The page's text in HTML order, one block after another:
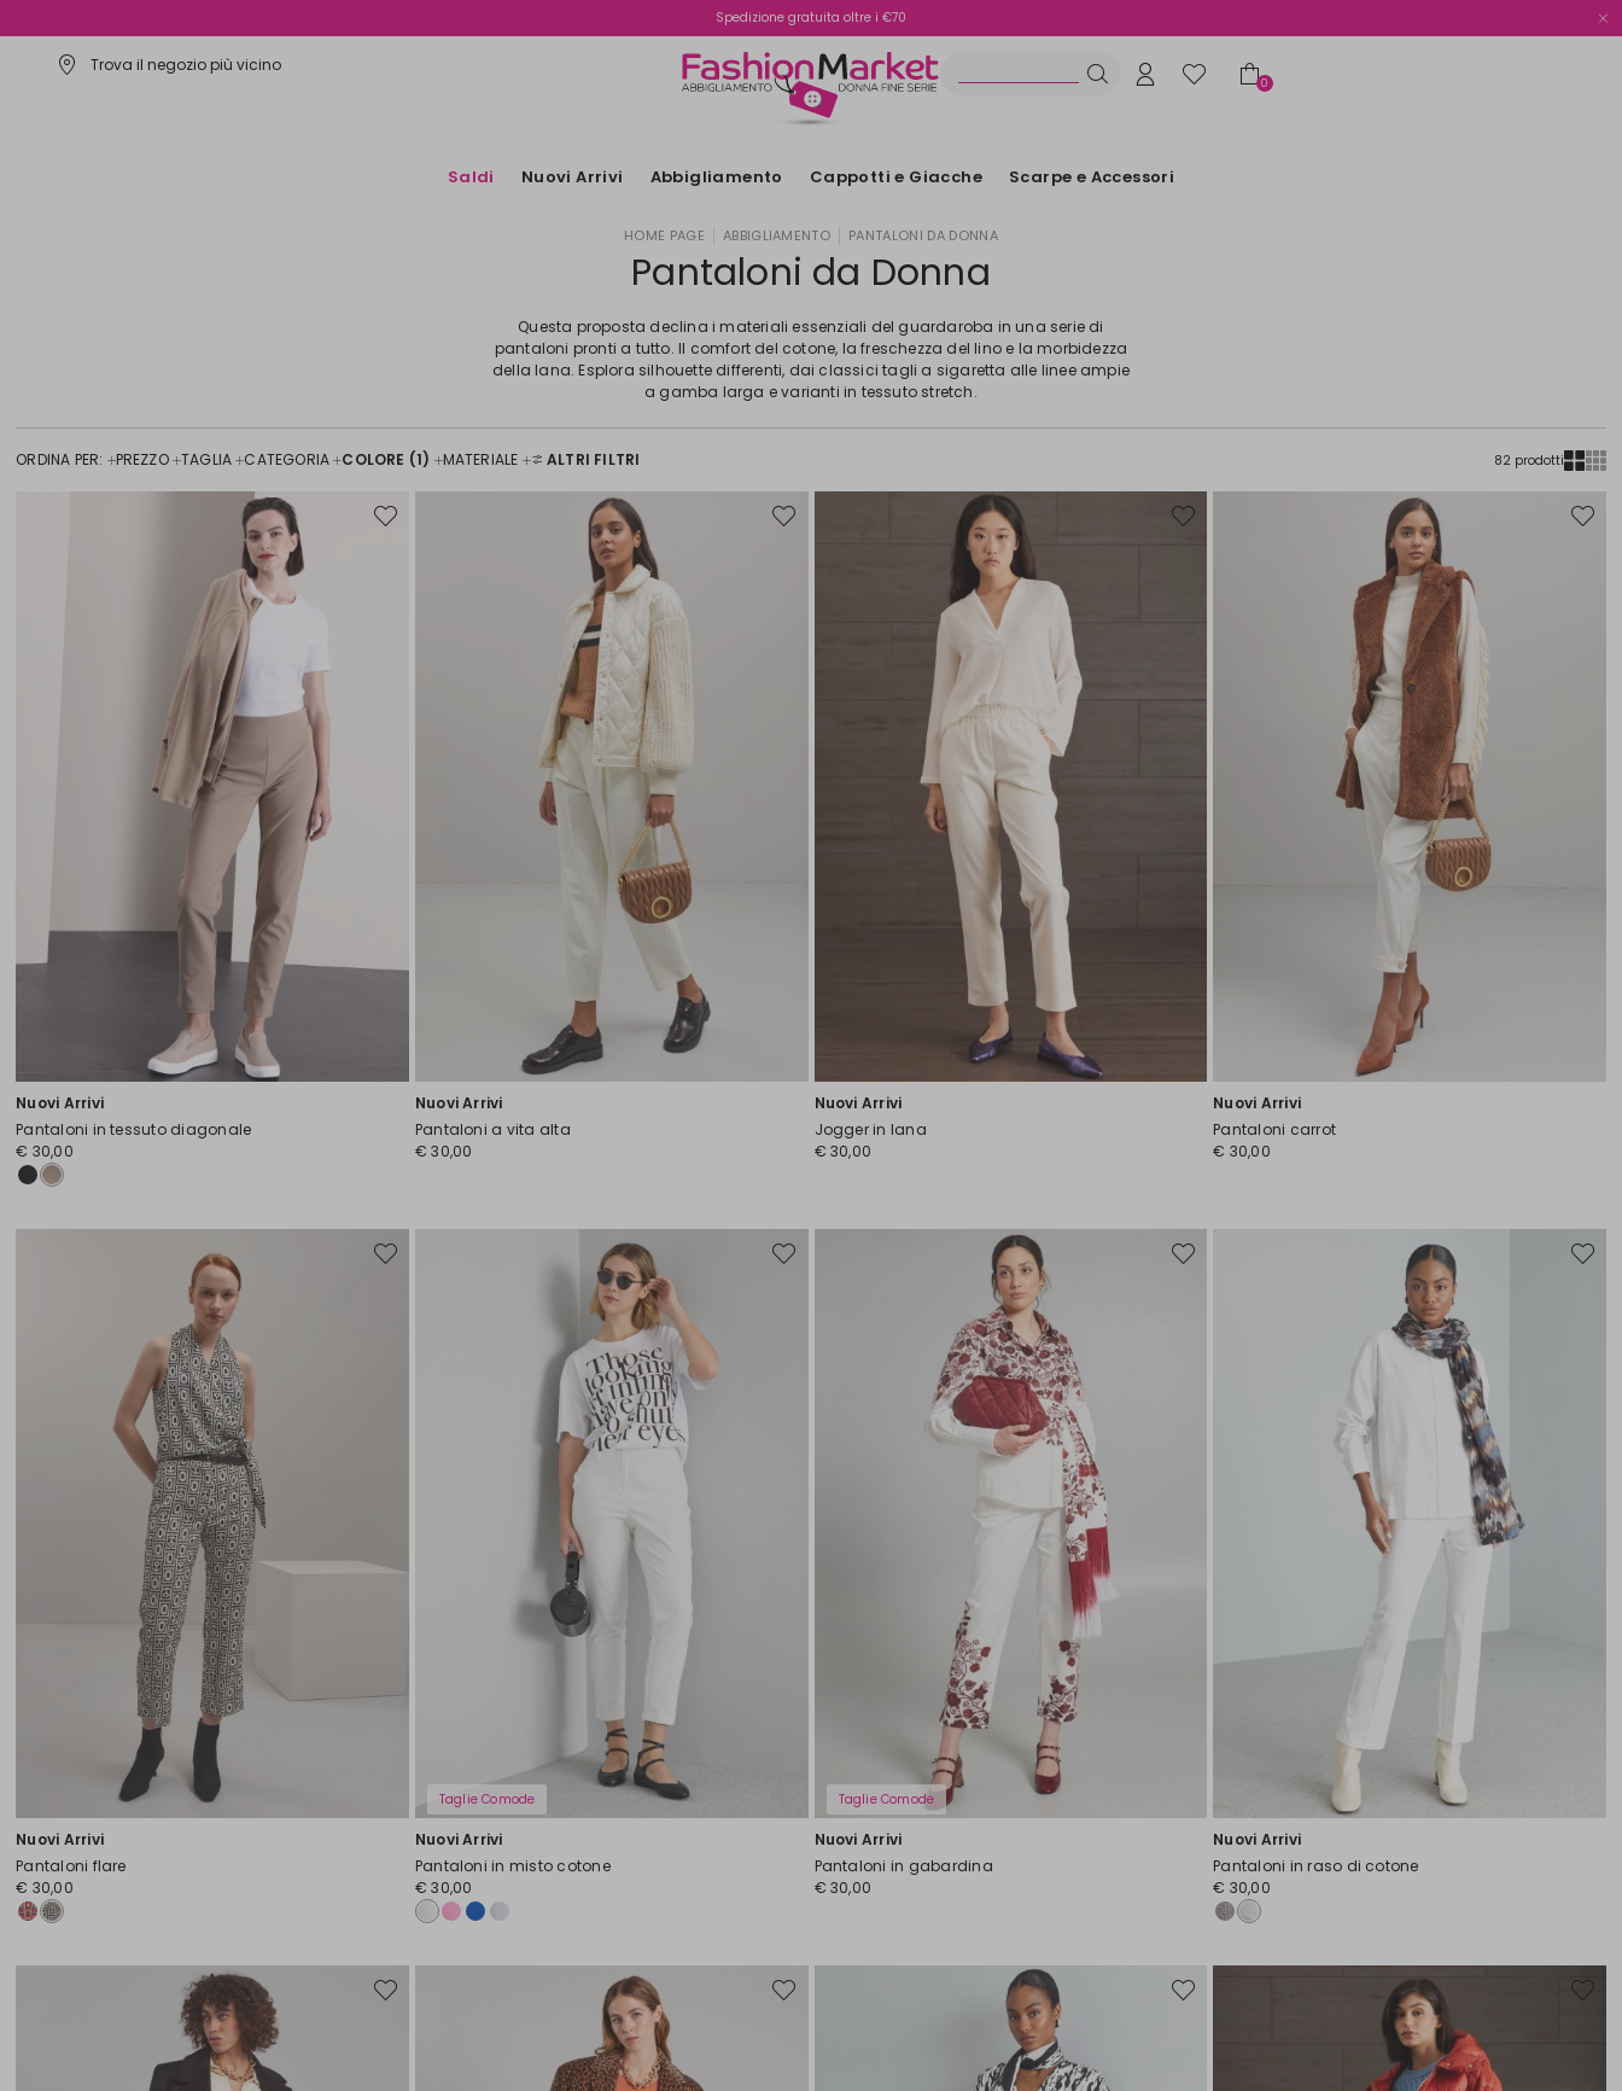
Reso facile e veloce
Spedizione gratuita oltre i €70
Trova il negozio più vicino
0
Saldi Nuovi Arrivi Abbigliamento Cappotti e Giacche Scarpe e Accessori
HOME PAGE ABBIGLIAMENTO PANTALONI DA DONNA
Pantaloni da Donna
Questa proposta declina i materiali essenziali del guardaroba in una serie di
pantaloni pronti a tutto. Il comfort del cotone, la freschezza del lino e la morbidezza
della lana. Esplora silhouette differenti, dai classici tagli a sigaretta alle linee ampie
a gamba larga e varianti in tessuto stretch.
ORDINA PER: PREZZO TAGLIA CATEGORIA COLORE (1) MATERIALE ALTRI FILTRI 82 prodotti
Nuovi Arrivi
Pantaloni in tessuto diagonale
€ 30,00
Sposta
Nuovi Arrivi
Pantaloni a vita alta
€ 30,00
Sposta
Nuovi Arrivi
Jogger in lana
€ 30,00
Sposta
Nuovi Arrivi
Pantaloni carrot
€ 30,00
Sposta
Nuovi Arrivi
Pantaloni flare
€ 30,00
Sposta
Taglie Comode
Nuovi Arrivi
Pantaloni in misto cotone
€ 30,00
Sposta
Taglie Comode
Nuovi Arrivi
Pantaloni in gabardina
€ 30,00
Sposta
Nuovi Arrivi
Pantaloni in raso di cotone
€ 30,00
Sposta
Sposta
Sposta
Sposta
Sposta